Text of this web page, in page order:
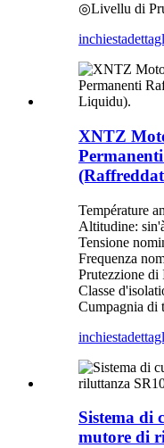
◎Livellu di
inchiesta
XNTZ
Température
Altitudine:
Tensione
Frequenza
Prutezzione di
Classe
Cumpagnia di
inchiesta
Sistema di
mutore di